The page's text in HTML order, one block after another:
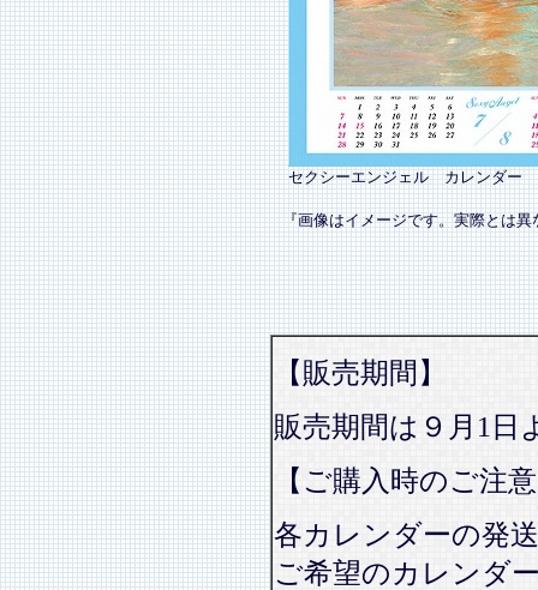
セクシーエンジェル カレンダー
『画像はイメージです。実際とは
【販売期間】
販売期間は９月1日
【ご購入時のご注
各カレンダーの発
ご希望のカレンダ